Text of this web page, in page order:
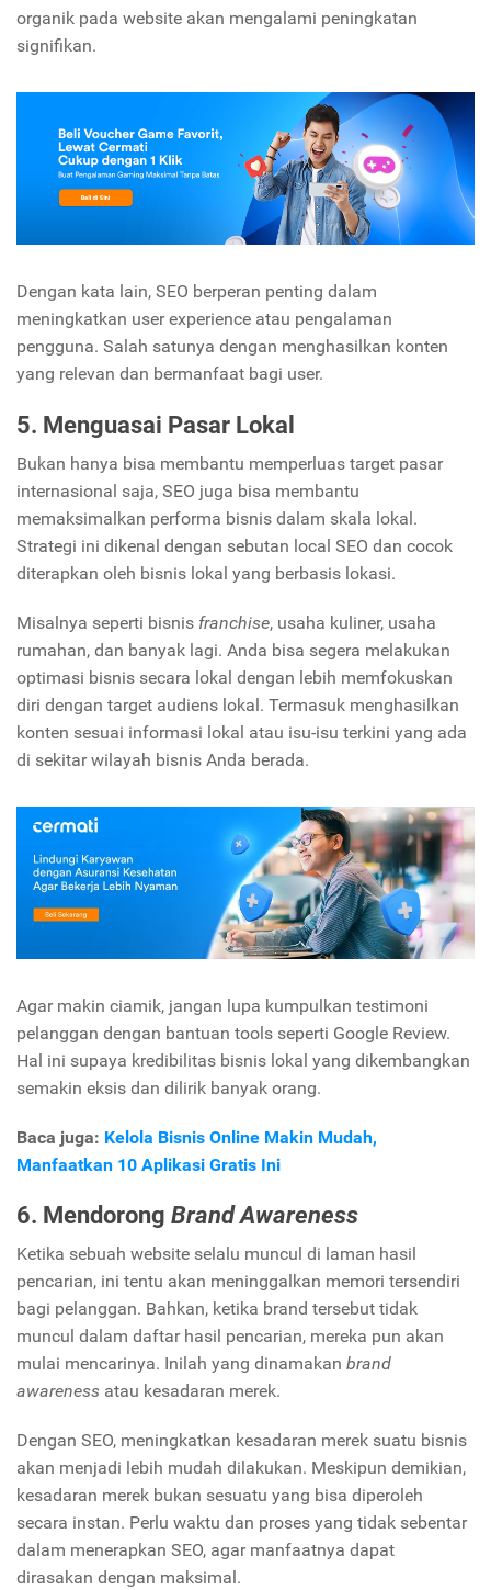
organik pada website akan mengalami peningkatan
signifikan.
Dengan kata lain, SEO berperan penting dalam
meningkatkan user experience atau pengalaman
pengguna. Salah satunya dengan menghasilkan konten
yang relevan dan bermanfaat bagi user.
5. Menguasai Pasar Lokal
Bukan hanya bisa membantu memperluas target pasar
internasional saja, SEO juga bisa membantu
memaksimalkan performa bisnis dalam skala lokal.
Strategi ini dikenal dengan sebutan local SEO dan cocok
diterapkan oleh bisnis lokal yang berbasis lokasi.
Misalnya seperti bisnis franchise, usaha kuliner, usaha
rumahan, dan banyak lagi. Anda bisa segera melakukan
optimasi bisnis secara lokal dengan lebih memfokuskan
diri dengan target audiens lokal. Termasuk menghasilkan
konten sesuai informasi lokal atau isu-isu terkini yang ada
di sekitar wilayah bisnis Anda berada.
Agar makin ciamik, jangan lupa kumpulkan testimoni
pelanggan dengan bantuan tools seperti Google Review.
Hal ini supaya kredibilitas bisnis lokal yang dikembangkan
semakin eksis dan dilirik banyak orang.
Baca juga: Kelola Bisnis Online Makin Mudah,
Manfaatkan 10 Aplikasi Gratis Ini
6. Mendorong Brand Awareness
Ketika sebuah website selalu muncul di laman hasil
pencarian, ini tentu akan meninggalkan memori tersendiri
bagi pelanggan. Bahkan, ketika brand tersebut tidak
muncul dalam daftar hasil pencarian, mereka pun akan
mulai mencarinya. Inilah yang dinamakan brand
awareness atau kesadaran merek.
Dengan SEO, meningkatkan kesadaran merek suatu bisnis
akan menjadi lebih mudah dilakukan. Meskipun demikian,
kesadaran merek bukan sesuatu yang bisa diperoleh
secara instan. Perlu waktu dan proses yang tidak sebentar
dalam menerapkan SEO, agar manfaatnya dapat
dirasakan dengan maksimal.